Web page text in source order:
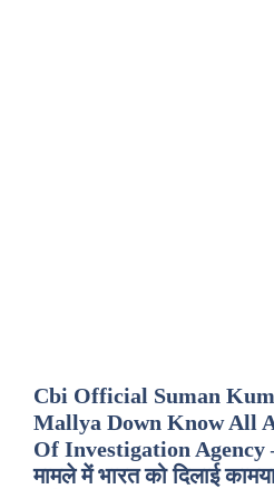
Cbi Official Suman
Mallya Down Know All
Of Investigation Agency
मामले में भारत को दिलाई